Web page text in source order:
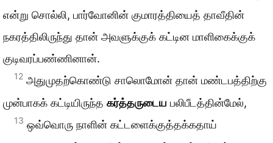
என்று சொல்லி, பார்வோனின் குமாரத்தியைத் தாவீதின்
நகரத்திலிருந்து தான் அவளுக்குக் கட்டின மாளிகைக்குக்
குடிவரப்பண்ணினான்.
12 அதுமுதற்கொண்டு சாலொமோன் தான் மண்டபத்திற்கு
முன்பாகக் கட்டியிருந்த கர்த்தருடைய பலிபீடத்தின்மேல்,
13 ஒவ்வொரு நாளின் கட்டளைக்குத்தக்கதாய்